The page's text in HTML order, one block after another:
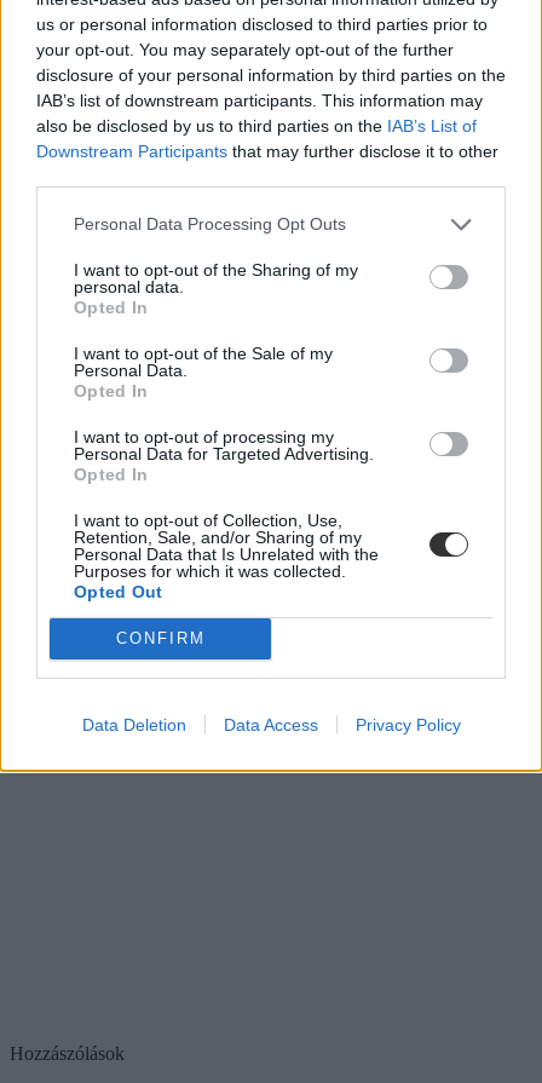
us or personal information disclosed to third parties prior to
your opt-out. You may separately opt-out of the further
disclosure of your personal information by third parties on the
IAB’s list of downstream participants. This information may
also be disclosed by us to third parties on the IAB’s List of
Downstream Participants that may further disclose it to other
Personal Data Processing Opt Outs
I want to opt-out of the Sharing of my
personal data.
Opted In
I want to opt-out of the Sale of my
Personal Data.
Opted In
I want to opt-out of processing my
Personal Data for Targeted Advertising.
Opted In
I want to opt-out of Collection, Use,
Retention, Sale, and/or Sharing of my
Personal Data that Is Unrelated with the
Purposes for which it was collected.
Opted Out
CONFIRM
Data Deletion Data Access Privacy Policy
Hozzászólások